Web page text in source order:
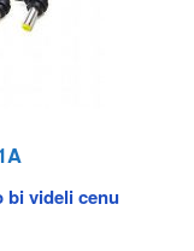
bi videli cenu